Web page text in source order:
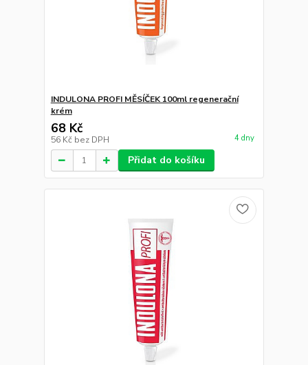
INDULONA PROFI MĚSÍČEK 100ml regenerační
krém
68 Kč
56 Kč bez DPH 4 dny
Přidat do košíku